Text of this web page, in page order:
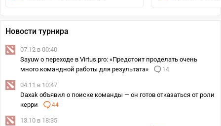
Новости турнира
07.12 в 00:40
Sayuw о переходе в Virtus.pro: «Предстоит проделать очень
много командной работы для результата»
14
04.11 в 10:47
Daxak объявил о поиске команды — он готов отказаться от роли
керри
44
13.10 в 18:35